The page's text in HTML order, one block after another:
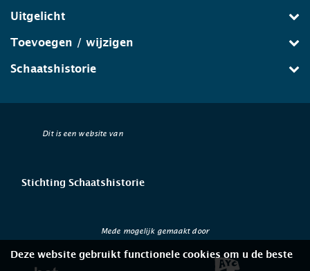
Uitgelicht
Toevoegen / wijzigen
Schaatshistorie
Dit is een website van
Stichting Schaatshistorie
Mede mogelijk gemaakt door
Deze website gebruikt functionele cookies om u de beste